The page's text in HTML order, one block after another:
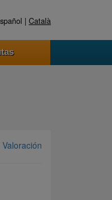
| Català
Valoración